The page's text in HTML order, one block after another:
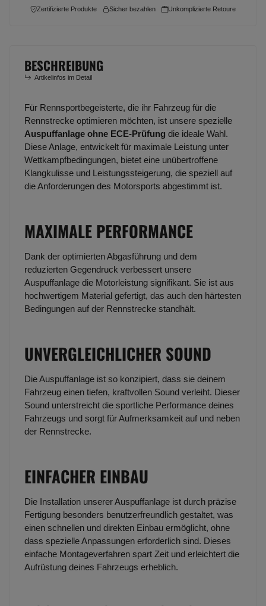
Zertifizierte Produkte Sicher bezahlen Unkomplizierte Retoure
BESCHREIBUNG
Artikelinfos im Detail
Für Rennsportbegeisterte, die ihr Fahrzeug für die
Rennstrecke optimieren möchten, ist unsere spezielle
Auspuffanlage ohne ECE-Prüfung die ideale Wahl.
Diese Anlage, entwickelt für maximale Leistung unter
Wettkampfbedingungen, bietet eine unübertroffene
Klangkulisse und Leistungssteigerung, die speziell auf
die Anforderungen des Motorsports abgestimmt ist.
MAXIMALE PERFORMANCE
Dank der optimierten Abgasführung und dem
reduzierten Gegendruck verbessert unsere
Auspuffanlage die Motorleistung signifikant. Sie ist aus
hochwertigem Material gefertigt, das auch den härtesten
Bedingungen auf der Rennstrecke standhält.
UNVERGLEICHLICHER SOUND
Die Auspuffanlage ist so konzipiert, dass sie deinem
Fahrzeug einen tiefen, kraftvollen Sound verleiht. Dieser
Sound unterstreicht die sportliche Performance deines
Fahrzeugs und sorgt für Aufmerksamkeit auf und neben
der Rennstrecke.
EINFACHER EINBAU
Die Installation unserer Auspuffanlage ist durch präzise
Fertigung besonders benutzerfreundlich gestaltet, was
einen schnellen und direkten Einbau ermöglicht, ohne
dass spezielle Anpassungen erforderlich sind. Dieses
einfache Montageverfahren spart Zeit und erleichtert die
Aufrüstung deines Fahrzeugs erheblich.